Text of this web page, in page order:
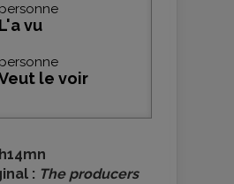
personne
L'a vu
personne
le voir
: The producers